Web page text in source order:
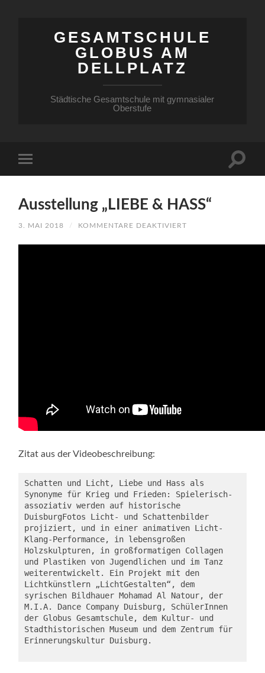
GESAMTSCHULE
GLOBUS AM
DELLPLATZ
Städtische Gesamtschule mit gymnasialer
Oberstufe
Ausstellung „LIEBE & HASS“
3. MAI 2018 / KOMMENTARE DEAKTIVIERT
Zitat aus der Videobeschreibung:
Schatten und Licht, Liebe und Hass als
Synonyme für Krieg und Frieden: Spielerisch-
assoziativ werden auf historische
DuisburgFotos Licht- und Schattenbilder
projiziert, und in einer animativen Licht-
Klang-Performance, in lebensgroßen
Holzskulpturen, in großformatigen Collagen
und Plastiken von Jugendlichen und im Tanz
weiterentwickelt. Ein Projekt mit den
Lichtkünstlern „LichtGestalten“, dem
syrischen Bildhauer Mohamad Al Natour, der
M.I.A. Dance Company Duisburg, SchülerInnen
der Globus Gesamtschule, dem Kultur- und
Stadthistorischen Museum und dem Zentrum für
Erinnerungskultur Duisburg.